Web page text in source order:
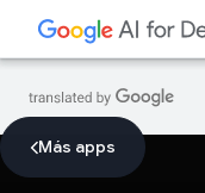
Más apps